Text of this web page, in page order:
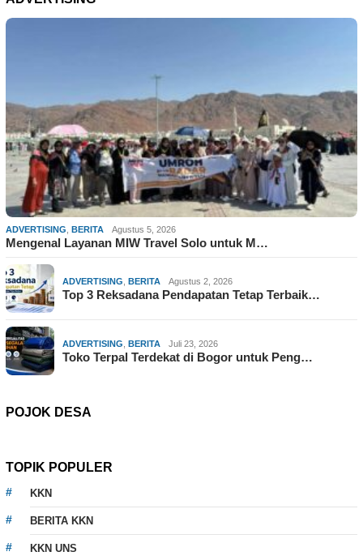
ADVERTISING BERITA Agustus 5, 2026
Mengenal Layanan MIW Travel Solo untuk M…
ADVERTISING BERITA Agustus 2, 2026
Top 3 Reksadana Pendapatan Tetap Terbaik…
ADVERTISING BERITA Juli 23, 2026
Toko Terpal Terdekat di Bogor untuk Peng…
POJOK DESA
TOPIK POPULER
KKN
BERITA KKN
KKN UNS